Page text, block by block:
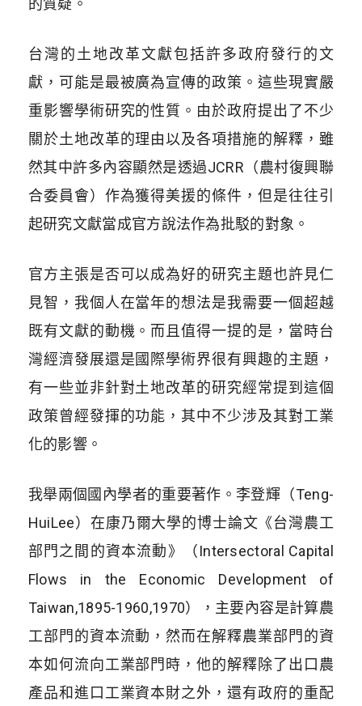
的質疑。
台灣的土地改革文獻包括許多政府發行的文
獻，可能是最被廣為宣傳的政策。這些現實嚴
重影響學術研究的性質。由於政府提出了不少
關於土地改革的理由以及各項措施的解釋，雖
然其中許多內容顯然是透過JCRR（農村復興聯
合委員會）作為獲得美援的條件，但是往往引
起研究文獻當成官方說法作為批駁的對象。
官方主張是否可以成為好的研究主題也許見仁
見智，我個人在當年的想法是我需要一個超越
既有文獻的動機。而且值得一提的是，當時台
灣經濟發展還是國際學術界很有興趣的主題，
有一些並非針對土地改革的研究經常提到這個
政策曾經發揮的功能，其中不少涉及其對工業
化的影響。
我舉兩個國內學者的重要著作。李登輝（Teng-
HuiLee）在康乃爾大學的博士論文《台灣農工
部門之間的資本流動》（Intersectoral Capital
Flows in the Economic Development of
Taiwan,1895-1960,1970），主要內容是計算農
工部門的資本流動，然而在解釋農業部門的資
本如何流向工業部門時，他的解釋除了出口農
產品和進口工業資本財之外，還有政府的重配